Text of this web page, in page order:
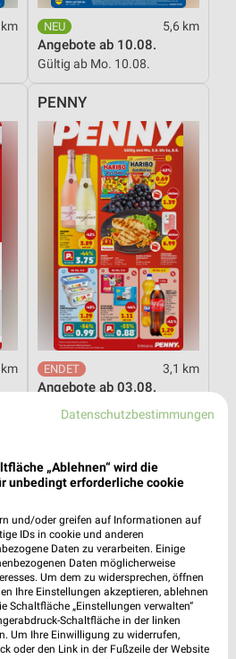
5,6 km
Angebote ab 10.08.
Gültig ab Mo. 10.08.
PENNY
3,1 km
Angebote ab 03.08.
Noch heute gültig
Datenschutzbestimmungen
„Ablehnen“ wird die
unbedingt erforderliche cookie
und/oder greifen auf Informationen auf
IDs in cookie und anderen
Daten zu verarbeiten. Einige
Daten möglicherweise
Um dem zu widersprechen, öffnen
Ihre Einstellungen akzeptieren, ablehnen
Schaltfläche „Einstellungen verwalten“
Schaltfläche in der linken
Um Ihre Einwilligung zu widerrufen,
oder den Link in der Fußzeile der Website